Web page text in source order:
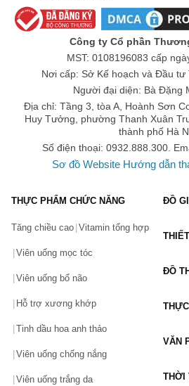
Công ty Cổ phần
MST: 0108196083 cấp
Nơi cấp: Sở Kế hoạch và Đầu tư
Người đại diện: Bà Đặng
Địa chỉ: Tầng 3, tòa A, Hoành Sơn
Huy Tưởng, phường Thanh Xuân
thành phố Hà
Số điện thoại: 0932.888.300.
Sơ đồ Website Hướng dẫn
THỰC PHẨM CHỨC NĂNG
Tăng chiều cao Vitamin tổng hợp
Viên uống mọc tóc
Viên uống bổ não
Hỗ trợ xương khớp
Tinh dầu hoa anh thảo
Viên uống chống nắng
Viên uống trắng da
ĐỒ
ĐỒ
VĂN
THỜI
Mã Giảm Giá Dành
Giảm ngay cho bất kỳ
XXX-
Số lần áp dụng:
lần
Chỉ áp dụng cho gian hàng:
Ngày hết hạn:
LẤY MÃ